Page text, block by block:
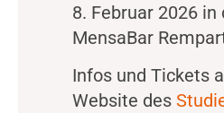
8. Februar 2026 in
MensaBar
Infos und Tickets
Website des